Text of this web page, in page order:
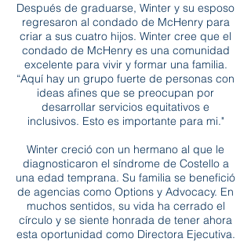
Después de graduarse, Winter y su esposo
regresaron al condado de McHenry para
criar a sus cuatro hijos. Winter cree que el
condado de McHenry es una comunidad
excelente para vivir y formar una familia.
“Aquí hay un grupo fuerte de personas con
ideas afines que se preocupan por
desarrollar servicios equitativos e
inclusivos. Esto es importante para mi."
Winter creció con un hermano al que le
diagnosticaron el síndrome de Costello a
una edad temprana. Su familia se benefició
de agencias como Options y Advocacy. En
muchos sentidos, su vida ha cerrado el
círculo y se siente honrada de tener ahora
esta oportunidad como Directora Ejecutiva.